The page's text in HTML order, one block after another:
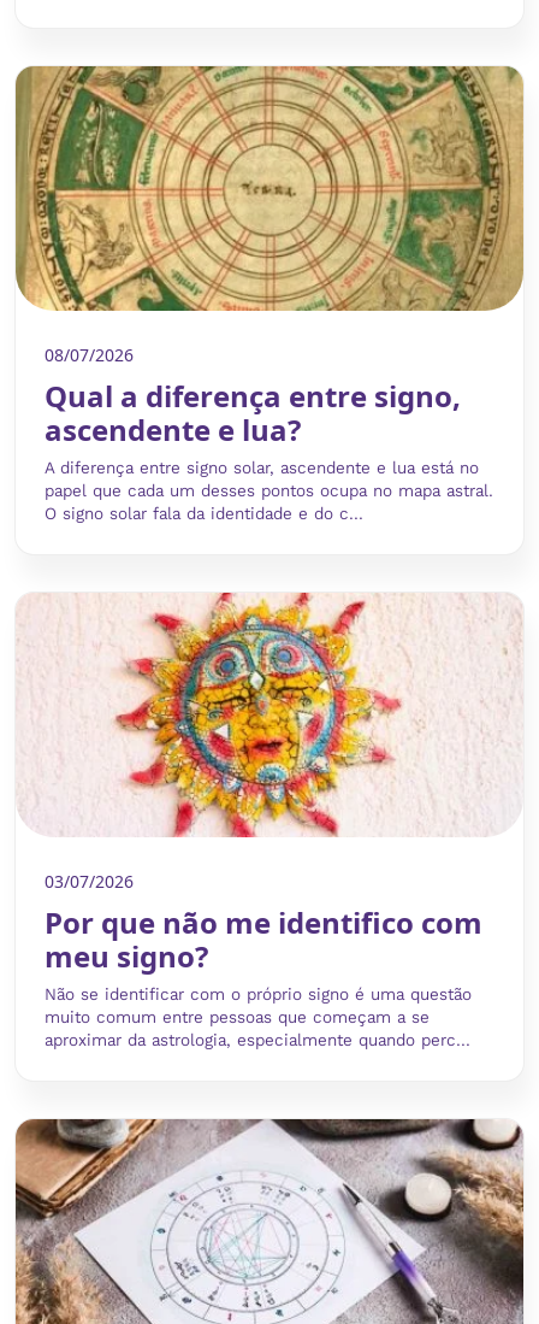
08/07/2026
Qual a diferença entre signo,
ascendente e lua?
A diferença entre signo solar, ascendente e lua está no
papel que cada um desses pontos ocupa no mapa astral.
O signo solar fala da identidade e do c...
03/07/2026
Por que não me identifico com
meu signo?
Não se identificar com o próprio signo é uma questão
muito comum entre pessoas que começam a se
aproximar da astrologia, especialmente quando perc...